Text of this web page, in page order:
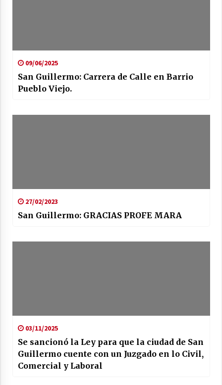
09/06/2025
San Guillermo: Carrera de Calle en Barrio
Pueblo Viejo.
27/02/2023
San Guillermo: GRACIAS PROFE MARA
03/11/2025
Se sancionó la Ley para que la ciudad de San
Guillermo cuente con un Juzgado en lo Civil,
Comercial y Laboral